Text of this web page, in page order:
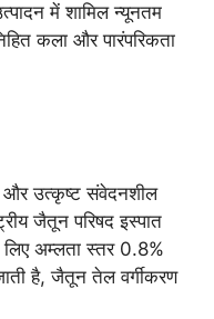
में शामिल न्यूनतम
कला और पारंपरिकता
और उत्कृष्ट संवेदनशील
जैतून परिषद इस्पात
अम्लता स्तर 0.8%
है, जैतून तेल वर्गीकरण